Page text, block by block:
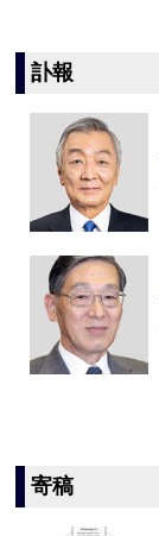
訃報
寄稿